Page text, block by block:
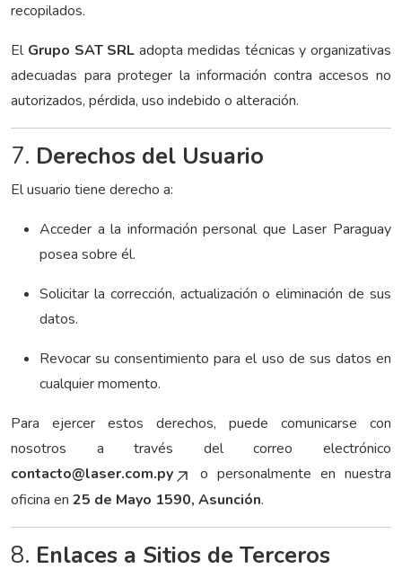
recopilados.
El Grupo SAT SRL adopta medidas técnicas y organizativas
adecuadas para proteger la información contra accesos no
autorizados, pérdida, uso indebido o alteración.
7. Derechos del Usuario
El usuario tiene derecho a:
Acceder a la información personal que Laser Paraguay
posea sobre él.
Solicitar la corrección, actualización o eliminación de sus
datos.
Revocar su consentimiento para el uso de sus datos en
cualquier momento.
Para ejercer estos derechos, puede comunicarse con
nosotros a través del correo electrónico
contacto@laser.com.py
o personalmente en nuestra
oficina en 25 de Mayo 1590, Asunción.
8. Enlaces a Sitios de Terceros